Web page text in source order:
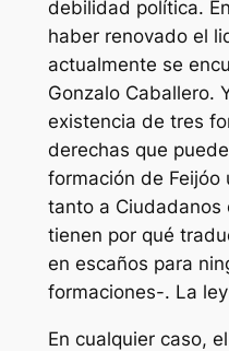
debilidad política.
haber renovado el
actualmente se
Gonzalo Caballero.
existencia de tres
derechas que
formación de Feijóo
tanto a Ciudadanos
tienen por qué
en escaños para
formaciones-. La
En cualquier caso,